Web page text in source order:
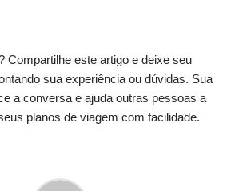
Compartilhe este artigo e deixe seu
sua experiência ou dúvidas. Sua
a conversa e ajuda outras pessoas a
planos de viagem com facilidade.